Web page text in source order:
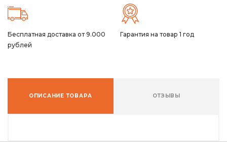
Бесплатная доставка от 9.000
рублей
Гарантия на товар 1 год
ОПИСАНИЕ ТОВАРА ОТЗЫВЫ